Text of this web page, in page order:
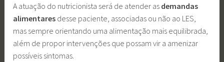
A atuação do nutricionista será de atender as demandas
alimentares desse paciente, associadas ou não ao LES,
mas sempre orientando uma alimentação mais equilibrada,
além de propor intervenções que possam vir a amenizar
possíveis sintomas.